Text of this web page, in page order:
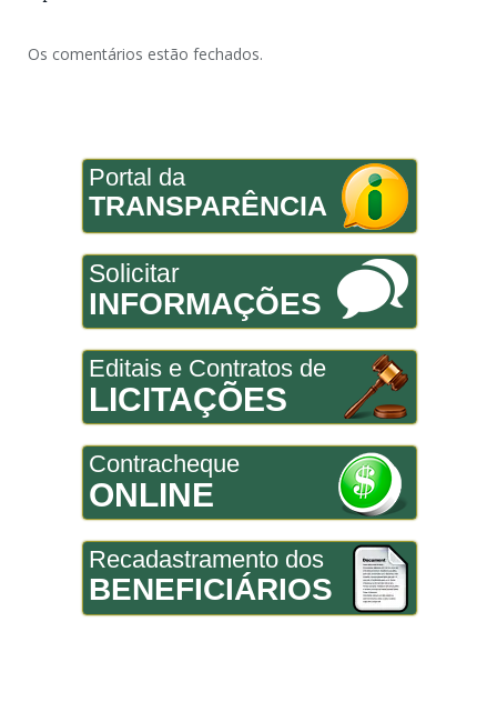
Os comentários estão fechados.
Portal da
TRANSPARÊNCIA
Solicitar
INFORMAÇÕES
Editais e Contratos de
LICITAÇÕES
Contracheque
ONLINE
Recadastramento dos
BENEFICIÁRIOS